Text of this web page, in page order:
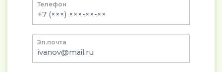
Телефон
Эл.почта